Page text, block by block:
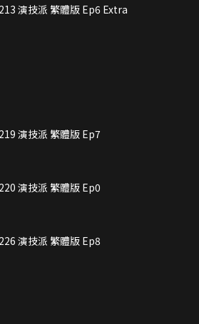
20191213 演技派 繁體版 Ep6 Extra
20191219 演技派 繁體版 Ep7
20191220 演技派 繁體版 Ep0
20191226 演技派 繁體版 Ep8